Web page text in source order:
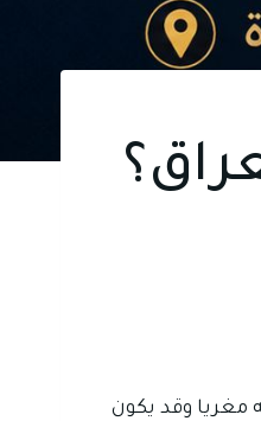
مغريا وقد يكون